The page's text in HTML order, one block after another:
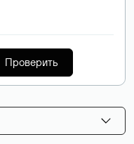
Проверить